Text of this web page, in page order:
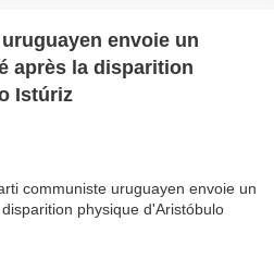
envoie un
après la disparition
Istúriz